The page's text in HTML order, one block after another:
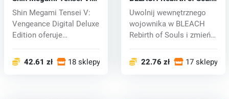
Vengeance (PC) key
Shin Megami Tensei V:
Vengeance Digital Deluxe
Edition oferuje
42.61 zł 18 sklepy
(PC) key
Uwolnij wewnętrznego
wojownika w BLEACH
Rebirth of Souls i zmień
22.76 zł 17 sklepy